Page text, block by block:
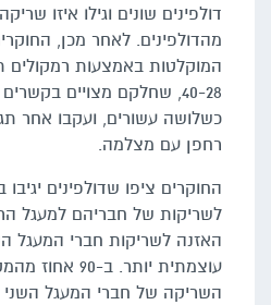
דולפינים שונים וגילו איזו
מהדולפינים. לאחר מכן,
המוקלטות באמצעות רמקולים
40-28, שחלקם מצויים
כשלושה עשורים, ועקבו אחר
רחפן עם מצלמה.
החוקרים ציפו שדולפינים
לשריקות של חבריהם למעגל
האזנה לשריקות חברי המעגל
עוצמתית יותר.
השריקה של חברי המעגל השני